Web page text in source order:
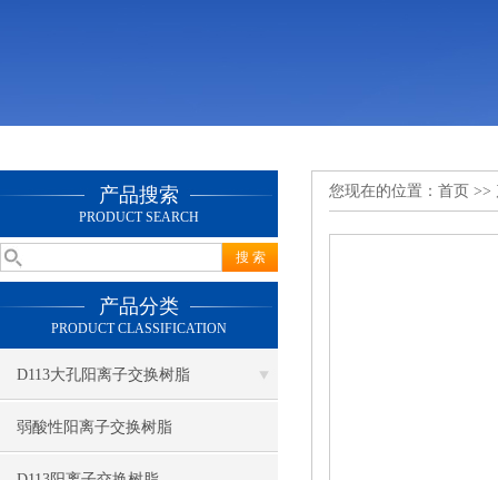
产品搜索
PRODUCT SEARCH
产品分类
PRODUCT CLASSIFICATION
D113大孔阳离子交换树脂
弱酸性阳离子交换树脂
您现在的位置： 首页 >>